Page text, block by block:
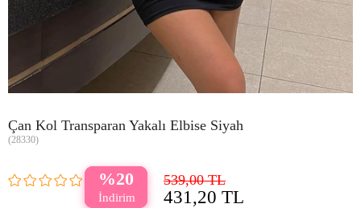
Çan Kol Transparan Yakalı Elbise Siyah
(28330)
20 539,00 TL
431,20 TL